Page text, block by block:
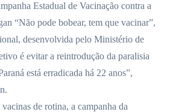
Estadual de Vacinação contra a
“Não pode bobear, tem que vacinar”,
desenvolvida pelo Ministério de
é evitar a reintrodução da paralisia
está erradicada há 22 anos”,
de rotina, a campanha da